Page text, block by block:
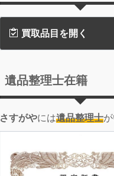
買取品目を開く
遺品整理士在籍
さすがやには遺品整理士が